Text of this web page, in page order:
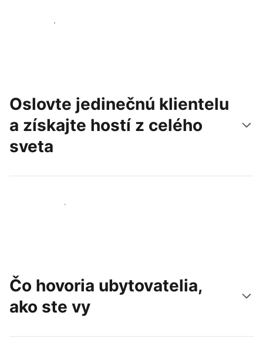
Začať ešte dnes
Oslovte jedinečnú klientelu
a získajte hostí z celého
sveta
Osloviť nových hostí
Čo hovoria ubytovatelia,
ako ste vy